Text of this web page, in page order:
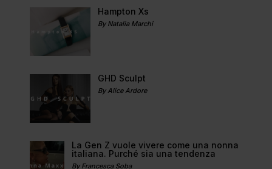
Hampton Xs
By Natalia Marchi
GHD Sculpt
By Alice Ardore
La Gen Z vuole vivere come una nonna
italiana. Purché sia una tendenza
By Francesca Soba